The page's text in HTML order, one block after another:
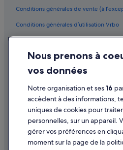
Conditions générales de vente (à
Conditions générales d’utilisation Vrbo
Protection des données
Cookies
Mentions légales / Nous contacter
Directives de contenu et signalement
Aide
Assistance
Nous prenons à
vos données
Notre organisation et ses16
accèdent à des informations,
uniques de cookies pour
personnelles, sur un appareil.
gérer vos préférences en
moment sur la page de la